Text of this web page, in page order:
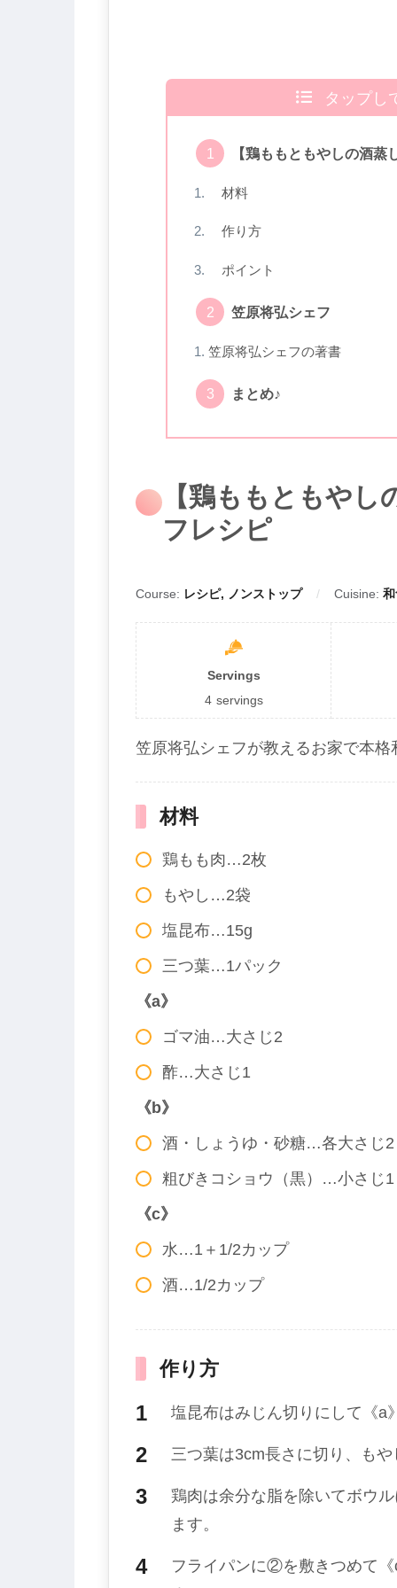
タップし
【鶏ももともやしの酒
材料
作り方
ポイント
笠原将弘シェフ
笠原将弘シェフの著書
まとめ♪
【鶏ももともや
フレシピ
Course: レシピ, ノンストップ Cuisine:
Servings
4 servings
笠原将弘シェフが教えるお家で本格
材料
鶏もも肉…2枚
もやし…2袋
塩昆布…15g
三つ葉…1パック
《a》
ゴマ油…大さじ2
酢…大さじ1
《b》
酒・しょうゆ・砂糖…各大さじ2
粗びきコショウ（黒）…小さじ1
《c》
水…1＋1/2カップ
酒…1/2カップ
作り方
塩昆布はみじん切りにして《a
三つ葉は3cm長さに切り、も
鶏肉は余分な脂を除いてボウ
ます。
フライパンに②を敷きつめて